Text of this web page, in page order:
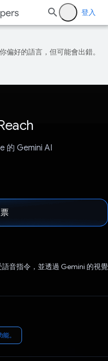
登入
偏好的語言，但可能會出錯。
的 Gemini AI
音指令，並透過 Gemini 的視覺
。